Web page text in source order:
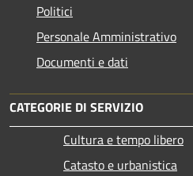
Politici
Personale Amministrativo
Documenti e dati
CATEGORIE DI SERVIZIO
Cultura e tempo libero
Catasto e urbanistica